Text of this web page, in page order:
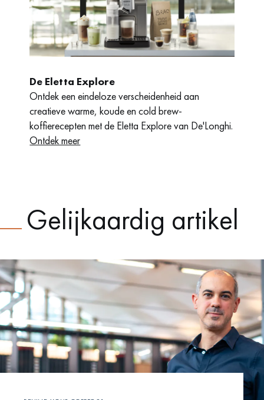
De Eletta Explore
Ontdek een eindeloze verscheidenheid aan
creatieve warme, koude en cold brew-
koffierecepten met de Eletta Explore van De'Longhi.
Ontdek meer
Gelijkaardig artikel